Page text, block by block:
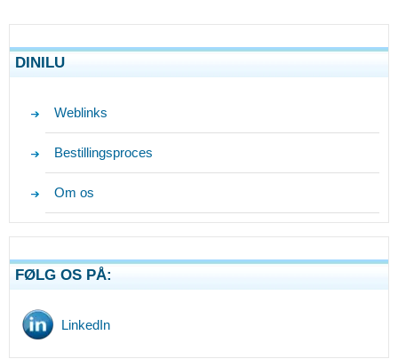
DINILU
Weblinks
Bestillingsproces
Om os
FØLG OS PÅ:
LinkedIn